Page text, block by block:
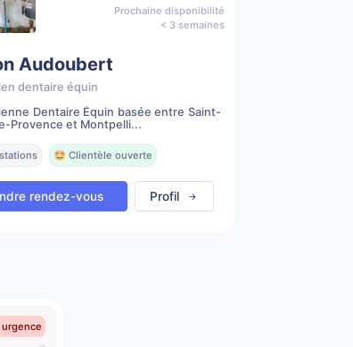
Prochaine disponibilité
< 3 semaines
Audoubert
dentaire équin
Dentaire Équin basée entre Saint-
Provence et Montpelli...
🤩 Clientèle ouverte
rendez-vous Profil